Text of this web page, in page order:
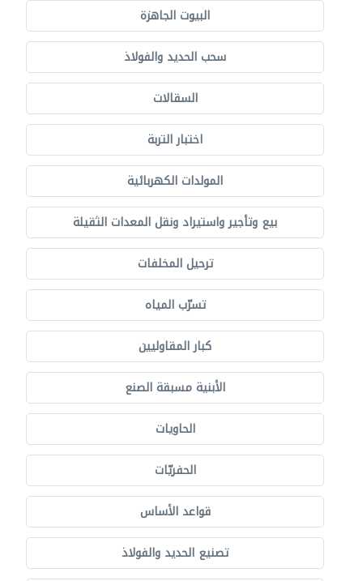
البيوت الجاهزة
سحب الحديد والفولاذ
السقالات
اختبار التربة
المولدات الكهربائية
بيع وتأجير واستيراد ونقل المعدات الثقيلة
ترحيل المخلفات
تسرّب المياه
كبار المقاوليين
الأبنية مسبقة الصنع
الحاويات
الحفريّات
قواعد الأساس
تصنيع الحديد والفولاذ